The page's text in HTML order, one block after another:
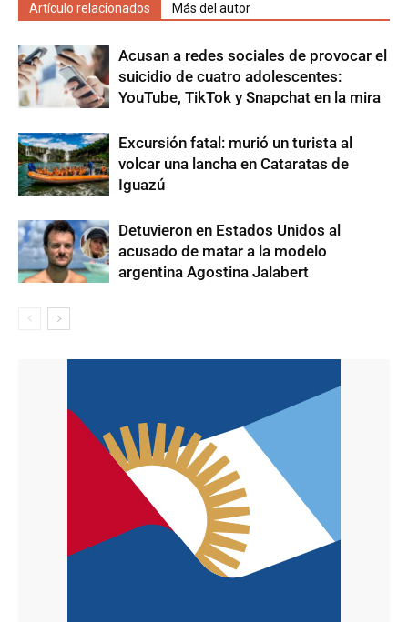
Artículo relacionados Más del autor
Acusan a redes sociales de provocar el
suicidio de cuatro adolescentes:
YouTube, TikTok y Snapchat en la mira
Excursión fatal: murió un turista al
volcar una lancha en Cataratas de
Iguazú
Detuvieron en Estados Unidos al
acusado de matar a la modelo
argentina Agostina Jalabert